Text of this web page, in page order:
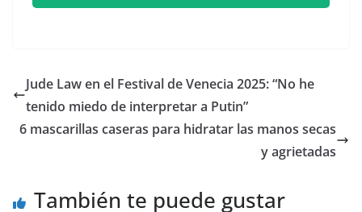
​Jude Law en el Festival de Venecia 2025: “No he
tenido miedo de interpretar a Putin”
6 mascarillas caseras para hidratar las manos secas
y agrietadas
También te puede gustar